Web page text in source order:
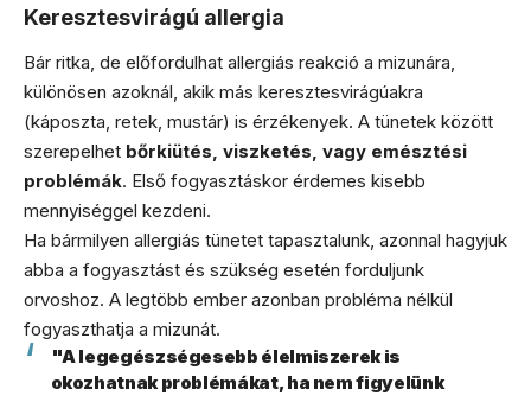
Keresztesvirágú allergia
Bár ritka, de előfordulhat allergiás reakció a mizunára,
különösen azoknál, akik más keresztesvirágúakra
(káposzta, retek, mustár) is érzékenyek. A tünetek között
szerepelhet bőrkiütés, viszketés, vagy emésztési
problémák. Első fogyasztáskor érdemes kisebb
mennyiséggel kezdeni.
Ha bármilyen allergiás tünetet tapasztalunk, azonnal hagyjuk
abba a fogyasztást és szükség esetén forduljunk
orvoshoz. A legtöbb ember azonban probléma nélkül
fogyaszthatja a mizunát.
"A legegészségesebb élelmiszerek is
okozhatnak problémákat, ha nem figyelünk